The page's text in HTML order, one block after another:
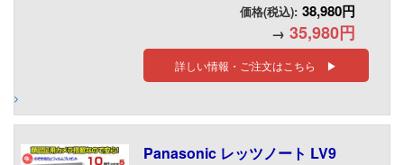
価格(税込): 38,980円
→ 35,980円
詳しい情報・ご注文はこちら ▶
Panasonic レッツノート LV9